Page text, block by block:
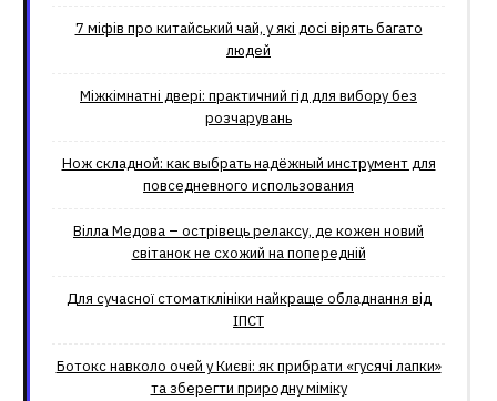
7 міфів про китайський чай, у які досі вірять багато
людей
Міжкімнатні двері: практичний гід для вибору без
розчарувань
Нож складной: как выбрать надёжный инструмент для
повседневного использования
Вілла Медова – острівець релаксу, де кожен новий
світанок не схожий на попередній
Для сучасної стоматклініки найкраще обладнання від
ІПСТ
Ботокс навколо очей у Києві: як прибрати «гусячі лапки»
та зберегти природну міміку